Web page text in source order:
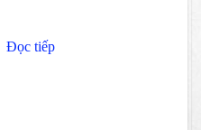
Đọc tiếp